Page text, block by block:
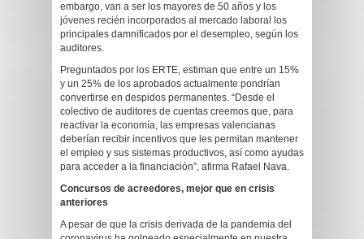
embargo, van a ser los mayores de 50 años y los
jóvenes recién incorporados al mercado laboral los
principales damnificados por el desempleo, según los
auditores.
Preguntados por los ERTE, estiman que entre un 15%
y un 25% de los aprobados actualmente pondrían
convertirse en despidos permanentes. “Desde el
colectivo de auditores de cuentas creemos que, para
reactivar la economía, las empresas valencianas
deberían recibir incentivos que les permitan mantener
el empleo y sus sistemas productivos, así como ayudas
para acceder a la financiación”, afirma Rafael Nava.
Concursos de acreedores, mejor que en crisis
anteriores
A pesar de que la crisis derivada de la pandemia del